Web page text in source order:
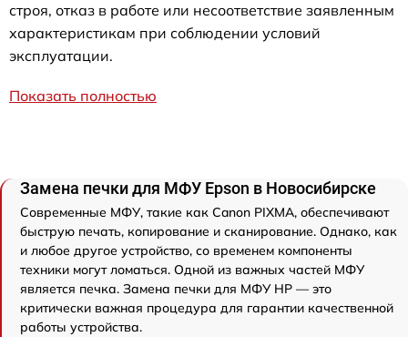
строя, отказ в работе или несоответствие заявленным
характеристикам при соблюдении условий
эксплуатации.
Показать полностью
Замена печки для МФУ Epson в Новосибирске
Современные МФУ, такие как Canon PIXMA, обеспечивают
быструю печать, копирование и сканирование. Однако, как
и любое другое устройство, со временем компоненты
техники могут ломаться. Одной из важных частей МФУ
является печка. Замена печки для МФУ HP — это
критически важная процедура для гарантии качественной
работы устройства.